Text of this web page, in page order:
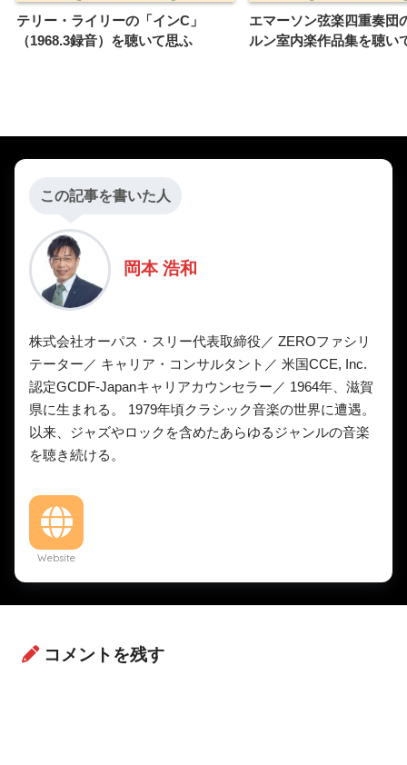
テリー・ライリーの「インC」
（1968.3録音）を聴いて思ふ
エマーソン弦楽四重奏団
ルン室内楽作品集を聴い
この記事を書いた人
岡本 浩和
株式会社オーパス・スリー代表取締役／ ZEROファシリ
テーター／ キャリア・コンサルタント／ 米国CCE, Inc.
認定GCDF-Japanキャリアカウンセラー／ 1964年、滋賀
県に生まれる。 1979年頃クラシック音楽の世界に遭遇。
以来、ジャズやロックを含めたあらゆるジャンルの音楽
を聴き続ける。
Website
コメントを残す